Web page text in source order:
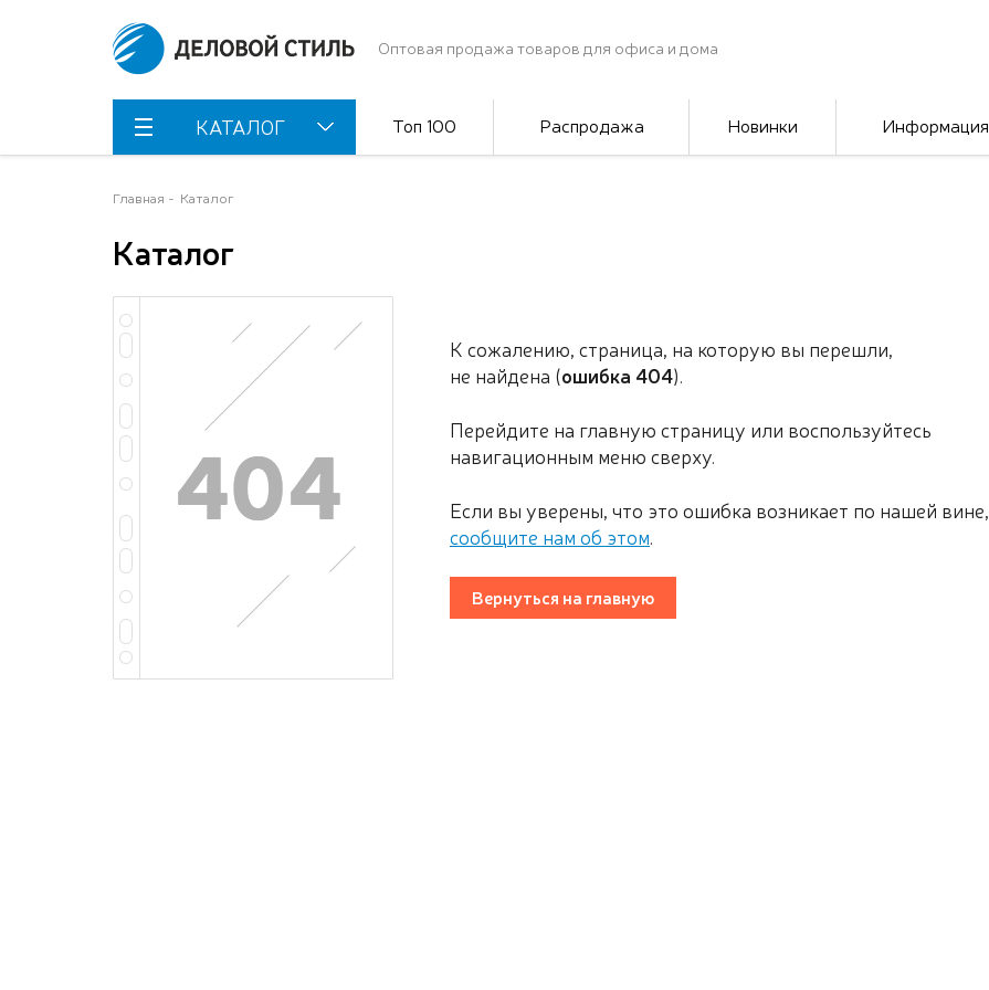
Оптовая продажа товаров для офиса и дома
КАТАЛОГ Топ 100 Распродажа Новинки Информация
Главная Каталог
Каталог
К сожалению, страница, на которую вы перешли,
не найдена (ошибка 404).
Перейдите на главную страницу или воспользуйтесь
навигационным меню сверху.
Если вы уверены, что это ошибка возникает по нашей вине,
сообщите нам об этом.
Вернуться на главную